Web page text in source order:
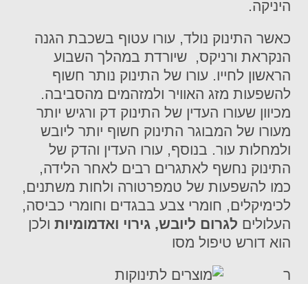
היניקה.
כאשר התינוק נולד, עורו עטוף בשכבת הגנה
הנקראת ורניקס, שיורדת במהלך השבוע
הראשון לחייו. עורו של התינוק נותר חשוף
להשפעות מזג האוויר ולמזהמים מהסביבה.
מכיוון שעורו העדין של התינוק דק ורגיש יותר
מעורו של המבוגר התינוק חשוף יותר ליובש
ולמחלות עור. בנוסף, עורו העדין והדק של
התינוק נחשף לאתגרים רבים לאחר הלידה,
כמו להשפעות של טמפרטורה ולחות משתנים,
לכימיקלים, חומרי צבע בבגדים וחומרי כביסה,
העלולים לגרום ליובש, גירוי ואדמומיות ולכן
הוא דורש טיפול מסו
ר